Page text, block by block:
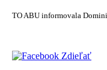
TO ABU informovala
Zdieľať